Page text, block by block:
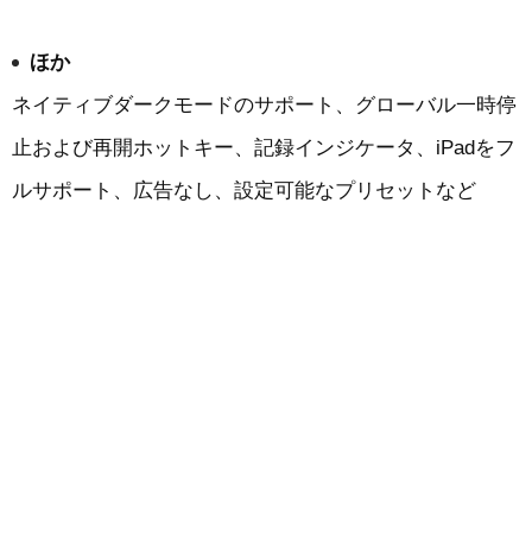
ほか
ネイティブダークモードのサポート、グローバル一時停
止および再開ホットキー、記録インジケータ、iPadをフ
ルサポート、広告なし、設定可能なプリセットなど